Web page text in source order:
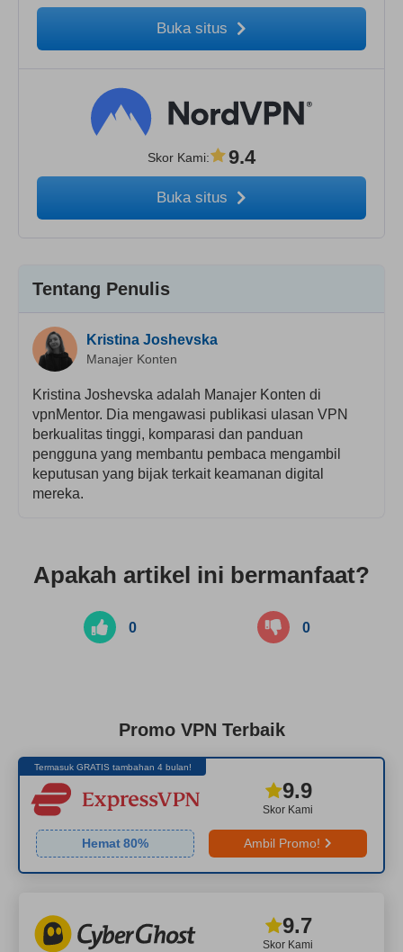
Buka situs
Skor Kami: 9.4
Buka situs
Tentang Penulis
Kristina Joshevska
Manajer Konten
Kristina Joshevska adalah Manajer Konten di
vpnMentor. Dia mengawasi publikasi ulasan VPN
berkualitas tinggi, komparasi dan panduan
pengguna yang membantu pembaca mengambil
keputusan yang bijak terkait keamanan digital
mereka.
Apakah artikel ini bermanfaat?
0 0
Promo VPN Terbaik
Termasuk GRATIS tambahan 4 bulan!
Skor Kami
9.9
Hemat80% Ambil Promo!
Skor Kami
9.7